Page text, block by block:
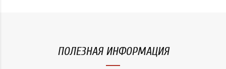
ПОЛЕЗНАЯ ИНФОРМАЦИЯ